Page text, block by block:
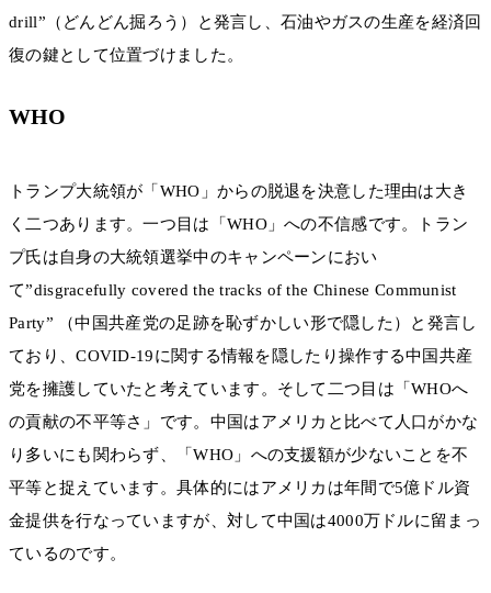
drill”（どんどん掘ろう）と発言し、石油やガスの生産を経済回
復の鍵として位置づけました。
WHO
トランプ大統領が「WHO」からの脱退を決意した理由は大き
く二つあります。一つ目は「WHO」への不信感です。トラン
プ氏は自身の大統領選挙中のキャンペーンにおい
て”disgracefully covered the tracks of the Chinese Communist
Party” （中国共産党の足跡を恥ずかしい形で隠した）と発言し
ており、COVID-19に関する情報を隠したり操作する中国共産
党を擁護していたと考えています。そして二つ目は「WHOへ
の貢献の不平等さ」です。中国はアメリカと比べて人口がかな
り多いにも関わらず、「WHO」への支援額が少ないことを不
平等と捉えています。具体的にはアメリカは年間で5億ドル資
金提供を行なっていますが、対して中国は4000万ドルに留まっ
ているのです。